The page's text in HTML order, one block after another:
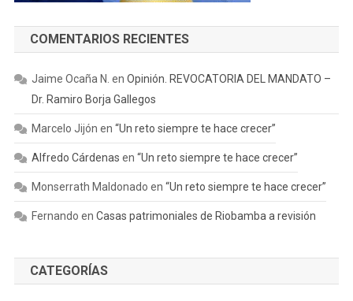
COMENTARIOS RECIENTES
Jaime Ocaña N. en Opinión. REVOCATORIA DEL MANDATO –
Dr. Ramiro Borja Gallegos
Marcelo Jijón en “Un reto siempre te hace crecer”
Alfredo Cárdenas en “Un reto siempre te hace crecer”
Monserrath Maldonado en “Un reto siempre te hace crecer”
Fernando en Casas patrimoniales de Riobamba a revisión
CATEGORÍAS